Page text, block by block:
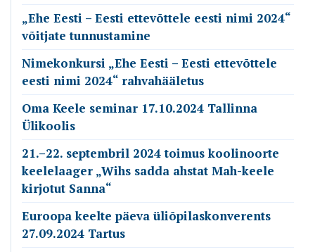
„Ehe Eesti – Eesti ettevõttele eesti nimi 2024“
võitjate tunnustamine
Nimekonkursi „Ehe Eesti – Eesti ettevõttele
eesti nimi 2024“ rahvahääletus
Oma Keele seminar 17.10.2024 Tallinna
Ülikoolis
21.–22. septembril 2024 toimus koolinoorte
keelelaager „Wihs sadda ahstat Mah-keele
kirjotut Sanna“
Euroopa keelte päeva üliõpilaskonverents
27.09.2024 Tartus